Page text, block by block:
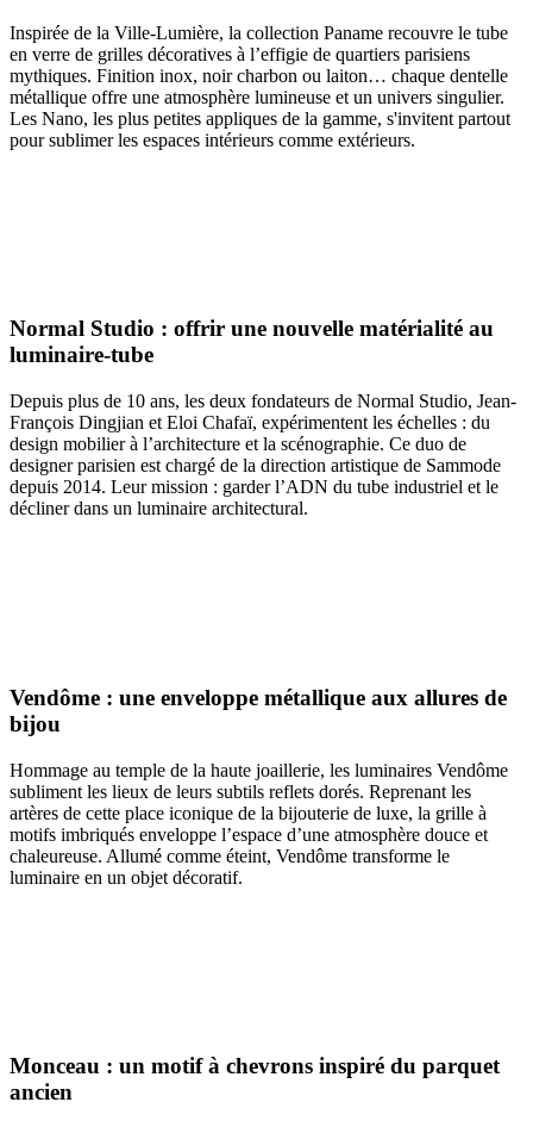
Inspirée de la Ville-Lumière, la collection Paname recouvre le tube
en verre de grilles décoratives à l’effigie de quartiers parisiens
mythiques. Finition inox, noir charbon ou laiton… chaque dentelle
métallique offre une atmosphère lumineuse et un univers singulier.
Les Nano, les plus petites appliques de la gamme, s'invitent partout
pour sublimer les espaces intérieurs comme extérieurs.
Normal Studio : offrir une nouvelle matérialité au
luminaire-tube
Depuis plus de 10 ans, les deux fondateurs de Normal Studio, Jean-
François Dingjian et Eloi Chafaï, expérimentent les échelles : du
design mobilier à l’architecture et la scénographie. Ce duo de
designer parisien est chargé de la direction artistique de Sammode
depuis 2014. Leur mission : garder l’ADN du tube industriel et le
décliner dans un luminaire architectural.
Vendôme : une enveloppe métallique aux allures de
bijou
Hommage au temple de la haute joaillerie, les luminaires Vendôme
subliment les lieux de leurs subtils reflets dorés. Reprenant les
artères de cette place iconique de la bijouterie de luxe, la grille à
motifs imbriqués enveloppe l’espace d’une atmosphère douce et
chaleureuse. Allumé comme éteint, Vendôme transforme le
luminaire en un objet décoratif.
Monceau : un motif à chevrons inspiré du parquet
ancien